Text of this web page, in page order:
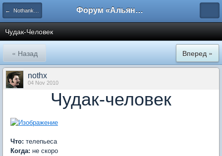
← Nothankss Creations Форум «Альянса вольных переводчиков»
Чудак-Человек
« Назад Вперед »
nothx
04 Nov 2010
Чудак-человек
Что: телепьеса
Когда: не скоро